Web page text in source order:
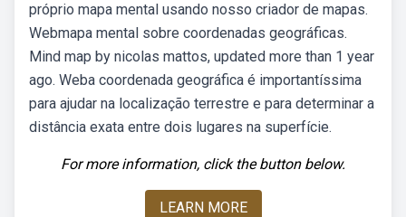
próprio mapa mental usando nosso criador de mapas.
Webmapa mental sobre coordenadas geográficas.
Mind map by nicolas mattos, updated more than 1 year
ago. Weba coordenada geográfica é importantíssima
para ajudar na localização terrestre e para determinar a
distância exata entre dois lugares na superfície.
For more information, click the button below.
LEARN MORE